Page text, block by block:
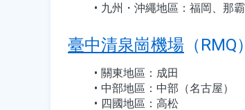
九州・沖繩地區：福岡、那霸
臺中清泉崗機場 （RMQ）
關東地區：成田
中部地區：中部（名古屋）
四國地區：高松